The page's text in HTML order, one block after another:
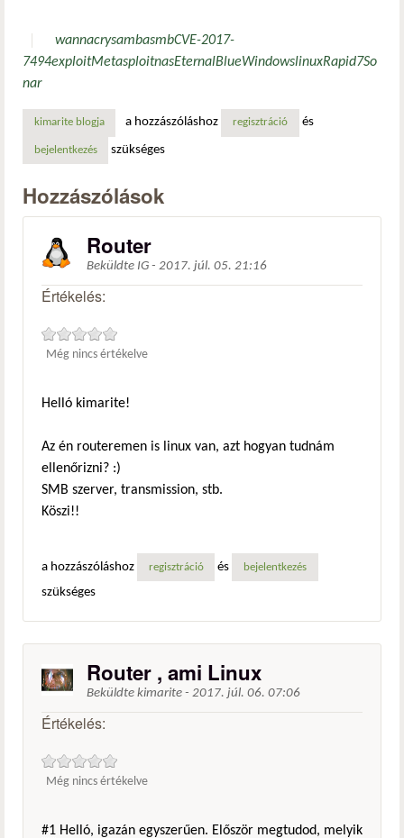
wannacrysambasmbCVE-2017-
7494exploitMetasploitnasEternalBlueWindowslinuxRapid7So
nar
kimarite blogja a hozzászóláshoz regisztráció és
bejelentkezés szükséges
Hozzászólások
Router
Beküldte IG - 2017. júl. 05. 21:16
Értékelés:
Még nincs értékelve
Helló kimarite!
Az én routeremen is linux van, azt hogyan tudnám
ellenőrizni? :)
SMB szerver, transmission, stb.
Köszi!!
a hozzászóláshoz regisztráció és bejelentkezés
szükséges
Router , ami Linux
Beküldte kimarite - 2017. júl. 06. 07:06
Értékelés:
Még nincs értékelve
#1 Helló, igazán egyszerűen. Először megtudod, melyik